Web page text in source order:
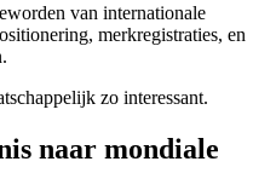
van internationale
merkregistraties, en
zo interessant.
naar mondiale